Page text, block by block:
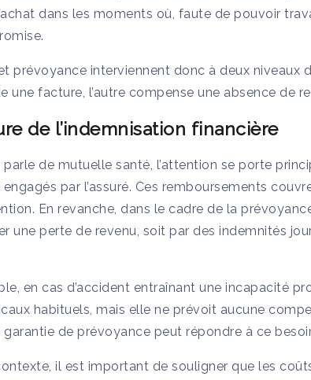
dans les moments où, faute de pouvoir
prévoyance interviennent donc à deux niveaux
une facture, l’autre compense une absence de
de l’indemnisation financière
parle de mutuelle santé, l’attention se porte
par l’assuré. Ces remboursements
En revanche, dans le cadre de la
une perte de revenu, soit par des indemnités
en cas d’accident entraînant une incapacité
habituels, mais elle ne prévoit aucune
garantie de prévoyance peut répondre à ce
il est important de souligner que les